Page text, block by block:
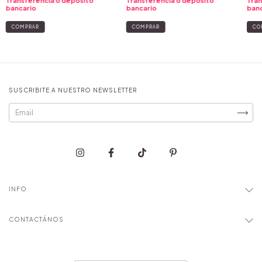
bancario
COMPRAR
bancario
COMPRAR
SUSCRIBITE A NUESTRO NEWSLETTER
INFO
CONTACTÁNOS